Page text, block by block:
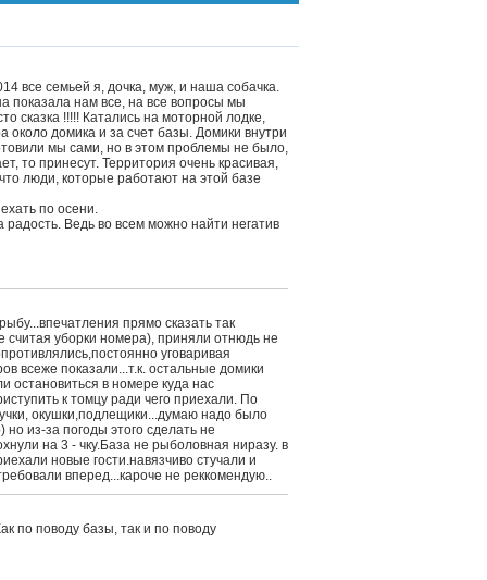
все семьей я, дочка, муж, и наша собачка.
показала нам все, на все вопросы мы
сказка !!!!! Катались на моторной лодке,
домика и за счет базы. Домики внутри
мы сами, но в этом проблемы не было,
то принесут. Территория очень красивая,
люди, которые работают на этой базе
по осени.
Ведь во всем можно найти негатив
прямо сказать так
считая уборки номера), приняли отнюдь не
уговаривая
всеже показали...т.к. остальные домики
в номере куда нас
к томцу ради чего приехали. По
окушки,подлещики...думаю надо было
из-за погоды этого сделать не
на 3 - чку.База не рыболовная ниразу. в
новые гости.навязчиво стучали и
вперед...кароче не реккомендую..
по поводу базы, так и по поводу